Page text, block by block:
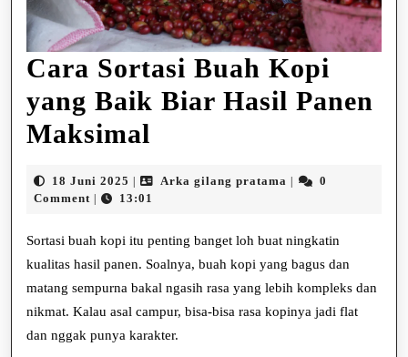
Cara Sortasi Buah Kopi
yang Baik Biar Hasil Panen
Maksimal
Buah
Kopi
yang
Baik
Biar
18 Juni 2025 18
Juni
Arka gilang pratama Arka 0
Comment
13:01
Sortasi buah kopi itu penting banget loh buat ningkatin
kualitas hasil panen. Soalnya, buah kopi yang bagus dan
matang sempurna bakal ngasih rasa yang lebih kompleks dan
nikmat. Kalau asal campur, bisa-bisa rasa kopinya jadi flat
dan nggak punya karakter.